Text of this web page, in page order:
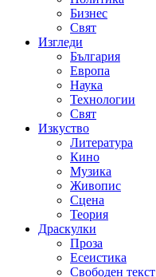
Бизнес
Свят
Изгледи
България
Европа
Наука
Технологии
Свят
Изкуство
Литература
Кино
Музика
Живопис
Сцена
Теория
Драскулки
Проза
Есеистика
Свободен текст